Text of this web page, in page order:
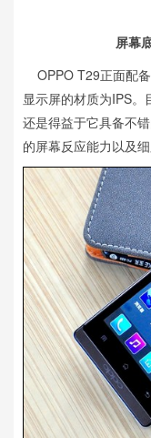
屏幕
OPPO T29正面配
显示屏的材质为IPS
还是得益于它具备不
的屏幕反应能力以及细